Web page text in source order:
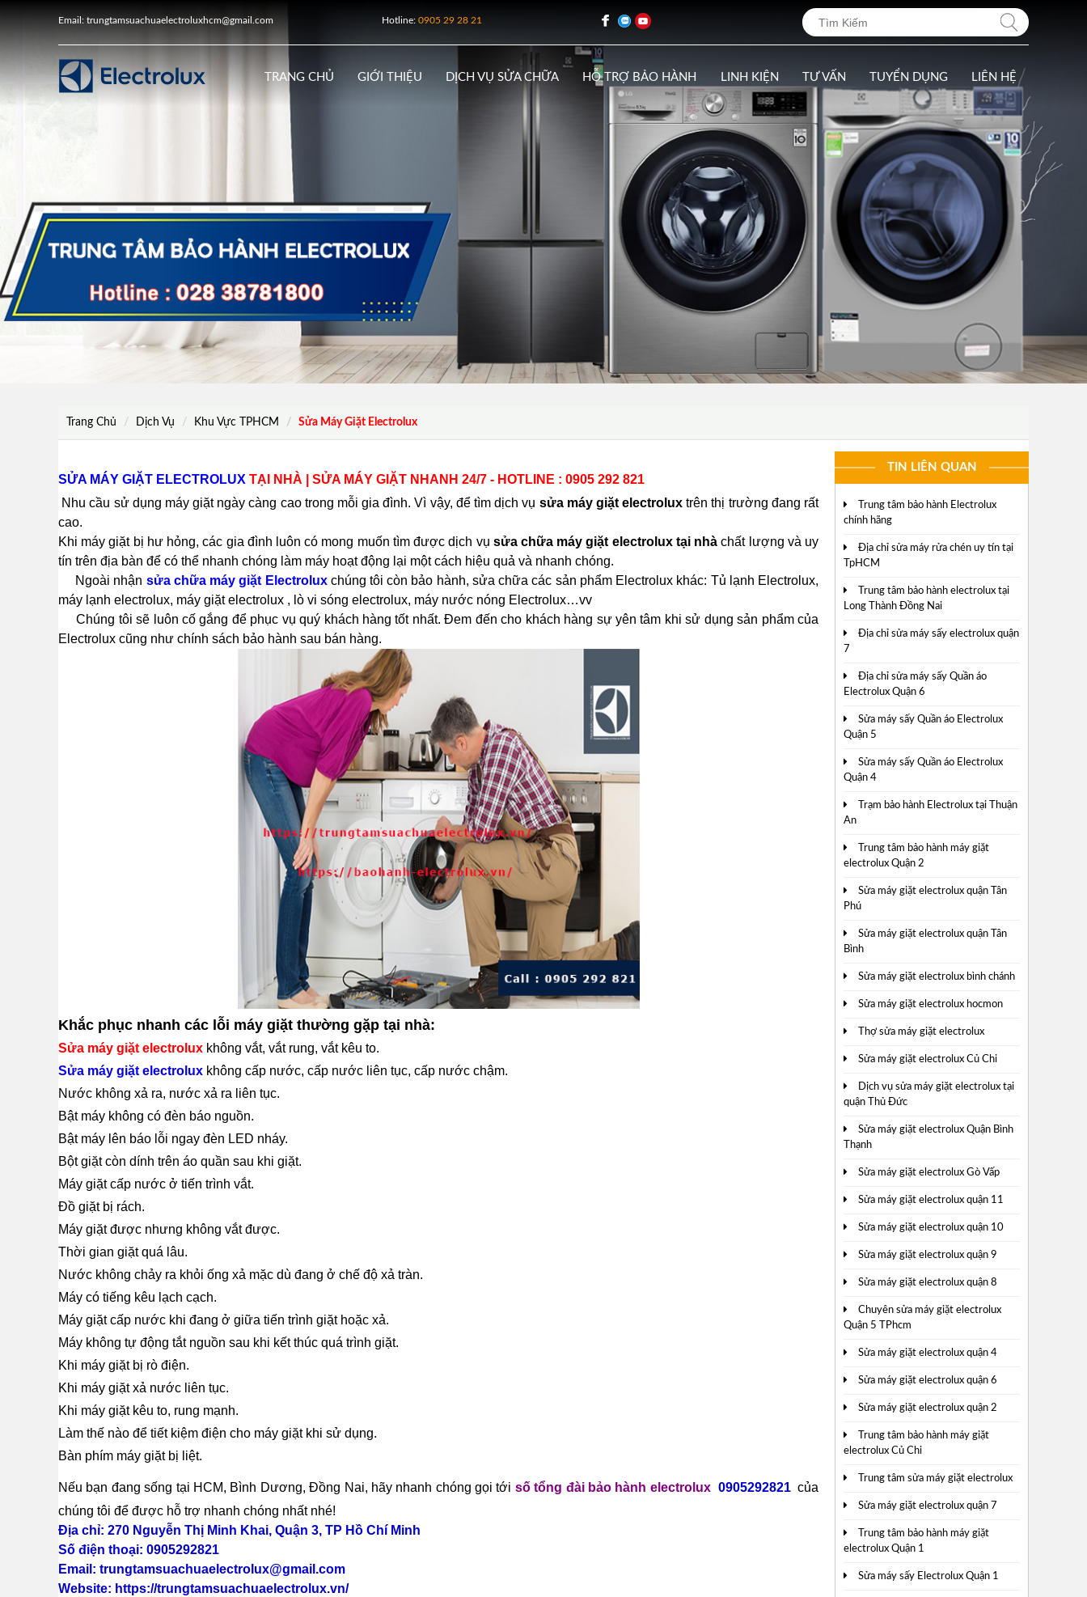
Email: trungtamsuachuaelectroluxhcm@gmail.com Hotline: 0905 29 28 21
TRANG CHỦ GIỚI THIỆU DỊCH VỤ SỬA CHỮA HỖ TRỢ BẢO HÀNH LINH KIỆN TƯ VẤN TUYỂN DỤNG LIÊN HỆ
Trang Chủ Dịch Vụ Khu Vực TPHCM Sửa Máy Giặt Electrolux
SỬA MÁY GIẶT ELECTROLUX TẠI NHÀ | SỬA MÁY GIẶT NHANH 24/7 - HOTLINE : 0905 292 821
Nhu cầu sử dụng máy giặt ngày càng cao trong mỗi gia đình. Vì vậy, để tìm dịch vụ sửa máy giặt electrolux trên thị trường đang rất
cao.
Khi máy giặt bị hư hỏng, các gia đình luôn có mong muốn tìm được dịch vụ sửa chữa máy giặt electrolux tại nhàchất lượng và uy
tín trên địa bàn để có thể nhanh chóng làm máy hoạt động lại một cách hiệu quả và nhanh chóng.
Ngoài nhận sửa chữa máy giặt Electrolux chúng tôi còn bảo hành, sửa chữa các sản phẩm Electrolux khác: Tủ lạnh Electrolux,
máy lạnh electrolux, máy giặt electrolux , lò vi sóng electrolux, máy nước nóng Electrolux…vv
Chúng tôi sẽ luôn cố gắng để phục vụ quý khách hàng tốt nhất. Đem đến cho khách hàng sự yên tâm khi sử dụng sản phẩm của
Electrolux cũng như chính sách bảo hành sau bán hàng.
Khắc phục nhanh các lỗi máy giặt thường gặp tại nhà:
Sửa máy giặt electrolux không vắt, vắt rung, vắt kêu to.
Sửa máy giặt electrolux không cấp nước, cấp nước liên tục, cấp nước chậm.
Nước không xả ra, nước xả ra liên tục.
Bật máy không có đèn báo nguồn.
Bật máy lên báo lỗi ngay đèn LED nháy.
Bột giặt còn dính trên áo quần sau khi giặt.
Máy giặt cấp nước ở tiến trình vắt.
Đồ giặt bị rách.
Máy giặt được nhưng không vắt được.
Thời gian giặt quá lâu.
Nước không chảy ra khỏi ống xả mặc dù đang ở chế độ xả tràn.
Máy có tiếng kêu lạch cạch.
Máy giặt cấp nước khi đang ở giữa tiến trình giặt hoặc xả.
Máy không tự động tắt nguồn sau khi kết thúc quá trình giặt.
Khi máy giặt bị rò điện.
Khi máy giặt xả nước liên tục.
Khi máy giặt kêu to, rung mạnh.
Làm thế nào để tiết kiệm điện cho máy giặt khi sử dụng.
Bàn phím máy giặt bị liệt.
Nếu bạn đang sống tại HCM, Bình Dương, Đồng Nai, hãy nhanh chóng gọi tới số tổng đài bảo hành electrolux 0905292821 của
chúng tôi để được hỗ trợ nhanh chóng nhất nhé!
Địa chỉ: 270 Nguyễn Thị Minh Khai, Quận 3, TP Hồ Chí Minh
Số điện thoại: 0905292821
Email: trungtamsuachuaelectrolux@gmail.com
Website: https://trungtamsuachuaelectrolux.vn/
TIN LIÊN QUAN
Trung tâm bảo hành Electrolux
chính hãng
Địa chỉ sửa máy rửa chén uy tín tại
TpHCM
Trung tâm bảo hành electrolux tại
Long Thành Đồng Nai
Địa chỉ sửa máy sấy electrolux quận
7
Địa chỉ sửa máy sấy Quần áo
Electrolux Quận 6
Sửa máy sấy Quần áo Electrolux
Quận 5
Sửa máy sấy Quần áo Electrolux
Quận 4
Trạm bảo hành Electrolux tại Thuận
An
Trung tâm bảo hành máy giặt
electrolux Quận 2
Sửa máy giặt electrolux quận Tân
Phú
Sửa máy giặt electrolux quận Tân
Bình
Sửa máy giặt electrolux bình chánh
Sửa máy giặt electrolux hocmon
Thợ sửa máy giặt electrolux
Sửa máy giặt electrolux Củ Chi
Dịch vụ sửa máy giặt electrolux tại
quận Thủ Đức
Sửa máy giặt electrolux Quận Bình
Thạnh
Sửa máy giặt electrolux Gò Vấp
Sửa máy giặt electrolux quận 11
Sửa máy giặt electrolux quận 10
Sửa máy giặt electrolux quận 9
Sửa máy giặt electrolux quận 8
Chuyên sửa máy giặt electrolux
Quận 5 TPhcm
Sửa máy giặt electrolux quận 4
Sửa máy giặt electrolux quận 6
Sửa máy giặt electrolux quận 2
Trung tâm bảo hành máy giặt
electrolux Củ Chi
Trung tâm sửa máy giặt electrolux
Sửa máy giặt electrolux quận 7
Trung tâm bảo hành máy giặt
electrolux Quận 1
Sửa máy sấy Electrolux Quận 1